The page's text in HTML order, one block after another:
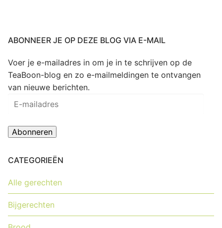
ABONNEER JE OP DEZE BLOG VIA E-MAIL
Voer je e-mailadres in om je in te schrijven op de
TeaBoon-blog en zo e-mailmeldingen te ontvangen
van nieuwe berichten.
E-
Abonneren
CATEGORIEËN
Alle gerechten
Bijgerechten